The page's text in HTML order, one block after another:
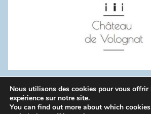
WordPress Theme: Donovan by
Nous utilisons des cookies pour vous offrir
expérience sur notre site.
You can find out more about which